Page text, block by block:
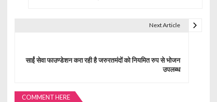
Next Article
साईं सेवा फाउण्डेशन करा रही है जरुरतमंदों को नियमित रुप से भोजन
उपलब्ध
COMMENT HERE